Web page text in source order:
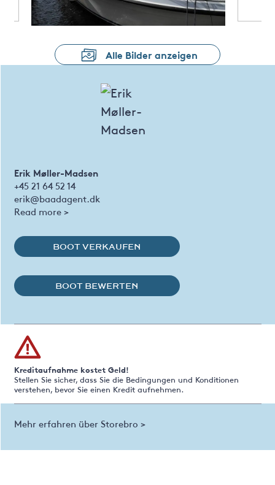
Alle Bilder anzeigen
Erik Møller-Madsen
+45 21 64 52 14
erik@baadagent.dk
Read more >
BOOT VERKAUFEN
BOOT BEWERTEN
Kreditaufnahme kostet Geld!
Stellen Sie sicher, dass Sie die Bedingungen und Konditionen
verstehen, bevor Sie einen Kredit aufnehmen.
Mehr erfahren über Storebro >